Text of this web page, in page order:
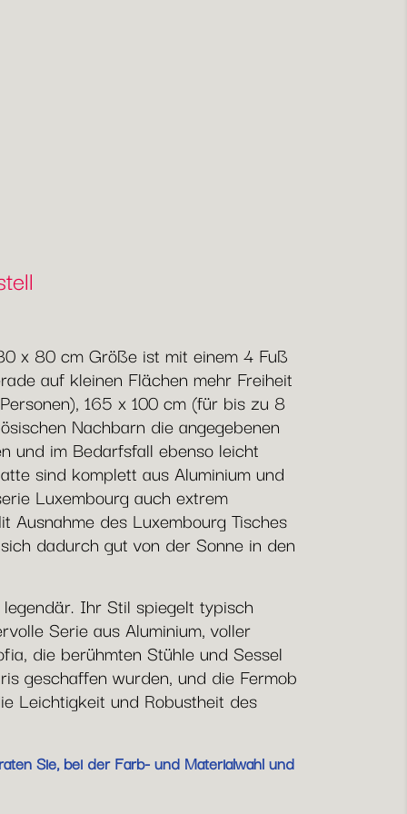
x 80 cm Größe ist mit einem 4 Fuß
auf kleinen Flächen mehr Freiheit
165 x 100 cm (für bis zu 8
Nachbarn die angegebenen
und im Bedarfsfall ebenso leicht
sind komplett aus Aluminium und
Luxembourg auch extrem
des Luxembourg Tisches
dadurch gut von der Sonne in den
Ihr Stil spiegelt typisch
Serie aus Aluminium, voller
die berühmten Stühle und Sessel
geschaffen wurden, und die Fermob
Leichtigkeit und Robustheit des
Sie, bei der Farb- und Materialwahl und